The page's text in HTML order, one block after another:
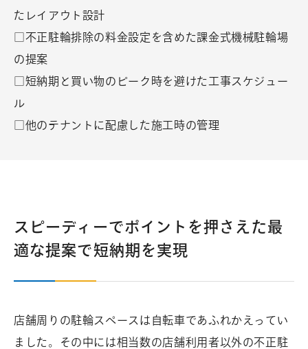
たレイアウト設計
□不正駐輪排除の料金設定を含めた課金式機械駐輪場
の提案
□短納期と買い物のピーク時を避けた工事スケジュー
ル
□他のテナントに配慮した施工時の管理
スピーディーでポイントを押さえた最
適な提案で短納期を実現
店舗周りの駐輪スペースは自転車であふれかえってい
ました。その中には相当数の店舗利用者以外の不正駐